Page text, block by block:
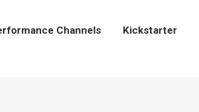
Channels Kickstarter